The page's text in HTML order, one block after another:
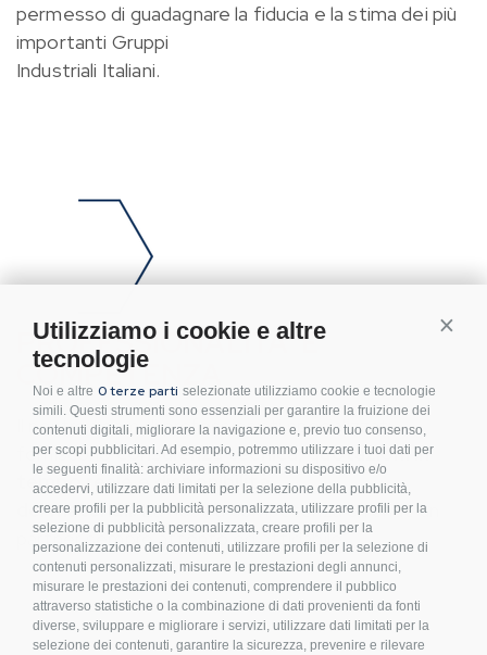
Utilizziamo i cookie e altre
tecnologie
Noi e altre 0 terze parti selezionate utilizziamo cookie e tecnologie
simili. Questi strumenti sono essenziali per garantire la fruizione dei
contenuti digitali, migliorare la navigazione e, previo tuo consenso,
per scopi pubblicitari. Ad esempio, potremmo utilizzare i tuoi dati per
le seguenti finalità: archiviare informazioni su dispositivo e/o
accedervi, utilizzare dati limitati per la selezione della pubblicità,
creare profili per la pubblicità personalizzata, utilizzare profili per la
selezione di pubblicità personalizzata, creare profili per la
personalizzazione dei contenuti, utilizzare profili per la selezione di
contenuti personalizzati, misurare le prestazioni degli annunci,
misurare le prestazioni dei contenuti, comprendere il pubblico
attraverso statistiche o la combinazione di dati provenienti da fonti
diverse, sviluppare e migliorare i servizi, utilizzare dati limitati per la
selezione dei contenuti, garantire la sicurezza, prevenire e rilevare
permesso di guadagnare la fiducia e la stima dei più
importanti Gruppi
Industriali Italiani.
PROFESSIONALITA' E
COMPETENZA
Il nostro team di professionisti specializzati
fornisconoconsulenza tecnica, quotazioni in
tempo reale e disponibilità
dei materiali.La nostra competenza ci rende un
partner sempre attento ed affidabile.